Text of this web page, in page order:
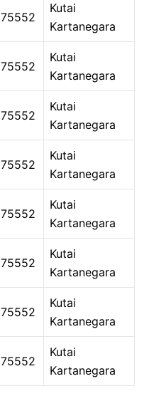
75552
Kutai
Kartanegara
75552
Kutai
Kartanegara
75552
Kutai
Kartanegara
75552
Kutai
Kartanegara
75552
Kutai
Kartanegara
75552
Kutai
Kartanegara
75552
Kutai
Kartanegara
75552
Kutai
Kartanegara